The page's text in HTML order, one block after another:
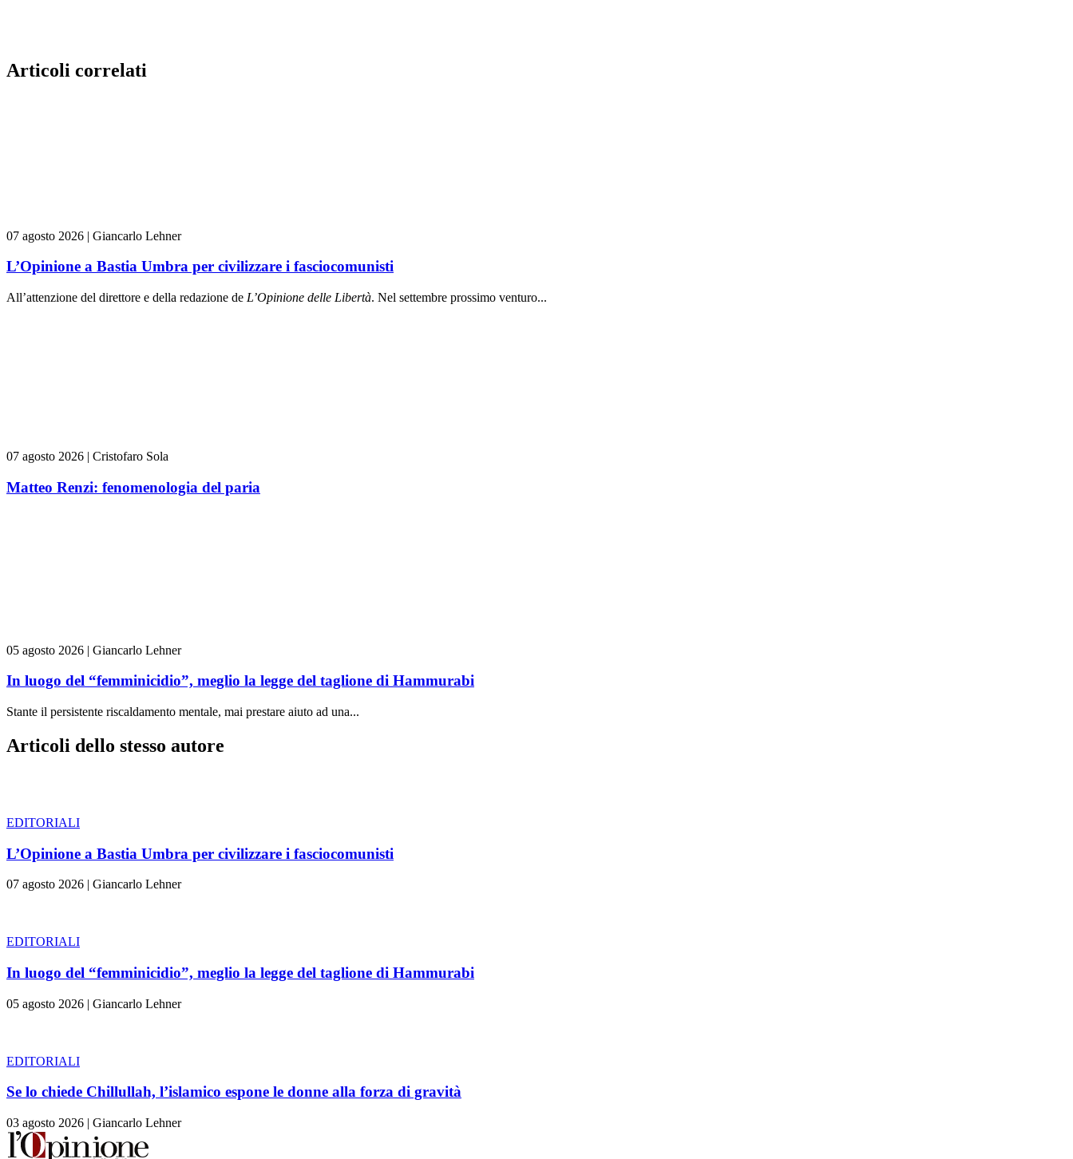
Articoli correlati
07 agosto 2026 | Giancarlo Lehner
L’Opinione a Bastia Umbra per civilizzare i fasciocomunisti
All’attenzione del direttore e della redazione de L’Opinione delle Libertà. Nel settembre prossimo venturo...
07 agosto 2026 | Cristofaro Sola
Matteo Renzi: fenomenologia del paria
05 agosto 2026 | Giancarlo Lehner
In luogo del “femminicidio”, meglio la legge del taglione di Hammurabi
Stante il persistente riscaldamento mentale, mai prestare aiuto ad una...
Articoli dello stesso autore
EDITORIALI
L’Opinione a Bastia Umbra per civilizzare i fasciocomunisti
07 agosto 2026 | Giancarlo Lehner
EDITORIALI
In luogo del “femminicidio”, meglio la legge del taglione di Hammurabi
05 agosto 2026 | Giancarlo Lehner
EDITORIALI
Se lo chiede Chillullah, l’islamico espone le donne alla forza di gravità
03 agosto 2026 | Giancarlo Lehner